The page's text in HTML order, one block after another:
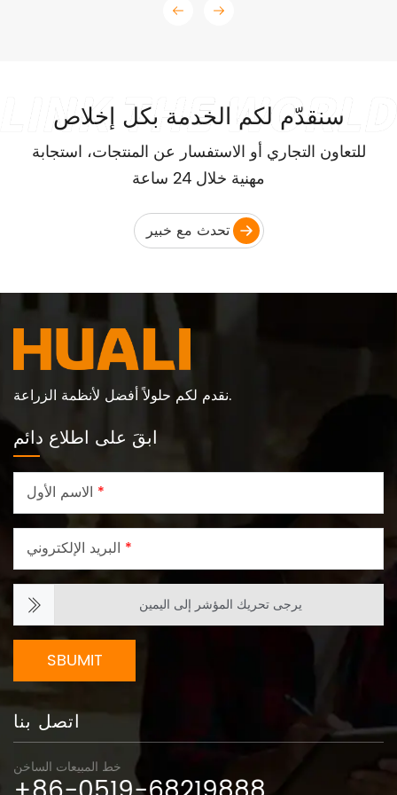
سنقدّم لكم الخدمة بكل إخلاص
للتعاون التجاري أو الاستفسار عن المنتجات، استجابة
مهنية خلال 24 ساعة
تحدث مع خبير
نقدم لكم حلولاً أفضل لأنظمة الزراعة.
ابقَ على اطلاع دائم
*
*
يرجى تحريك المؤشر إلى اليمين
SBUMIT
اتصل بنا
خط المبيعات الساخن